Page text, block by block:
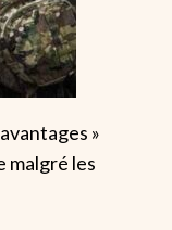
»
malgré les